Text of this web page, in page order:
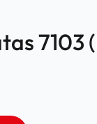
7103